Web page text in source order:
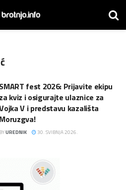
SMART fest 2026: Prijavite ekipu
za kviz i osigurajte ulaznice za
V i predstavu kazališta
Moruzgva!
BYUREDNIK 30. SVIBNJA 2026.